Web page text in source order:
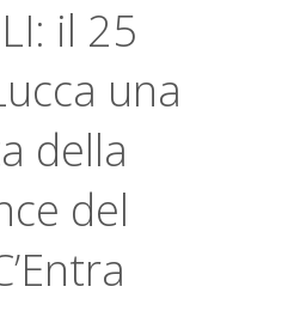
O P
ER
ATI
VA
SO
il 25
una
della
del